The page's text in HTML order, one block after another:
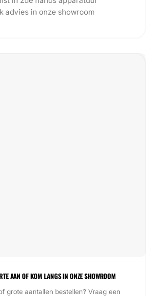
advies in onze showroom
AAN OF KOM LANGS IN ONZE SHOWROOM
grote aantallen bestellen? Vraag een